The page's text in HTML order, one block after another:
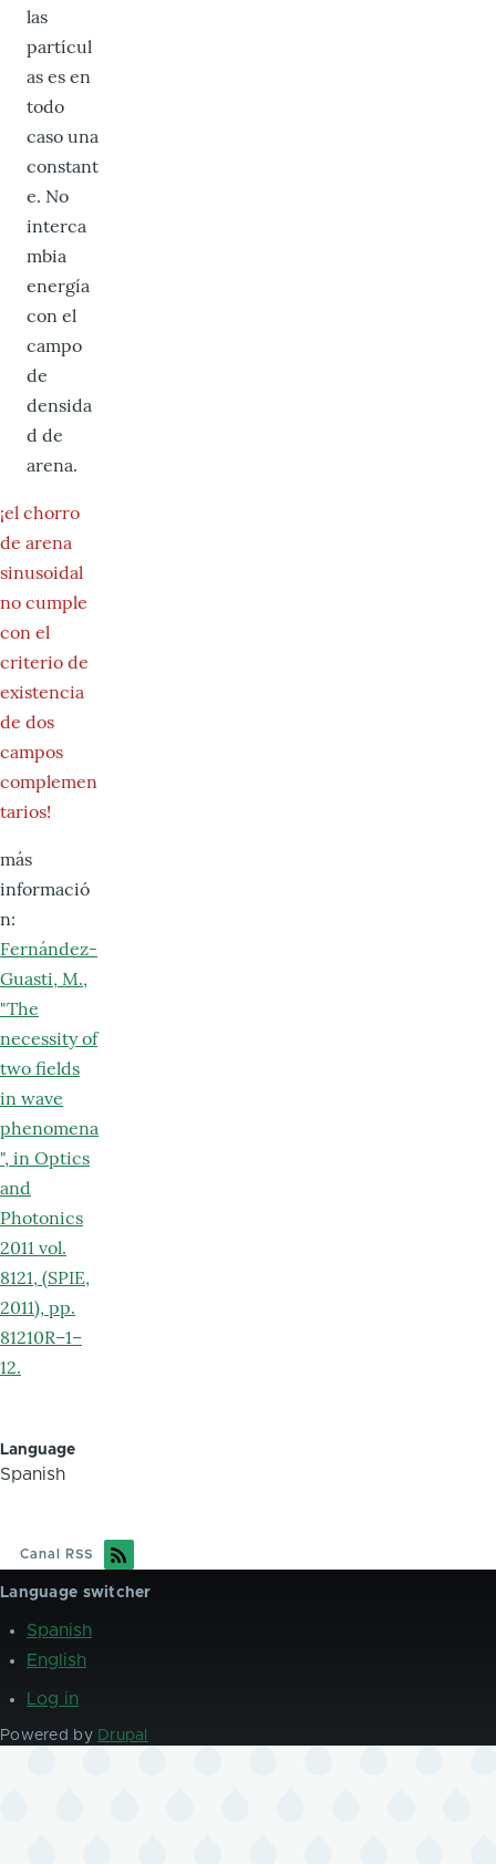
las
partícul
as es en
todo
caso una
constant
e. No
interca
mbia
energía
con el
campo
de
densida
d de
arena.
¡el chorro
de arena
sinusoidal
no cumple
con el
criterio de
existencia
de dos
campos
complemen
tarios!
más
informació
n:
Fernández-
Guasti, M.,
"The
necessity of
two fields
in wave
phenomena
", in Optics
and
Photonics
2011 vol.
8121, (SPIE,
2011), pp.
81210R–1–
12.
Language
Spanish
Canal RSS
Language switcher
Spanish
English
User
menu
Log in
Powered by Drupal